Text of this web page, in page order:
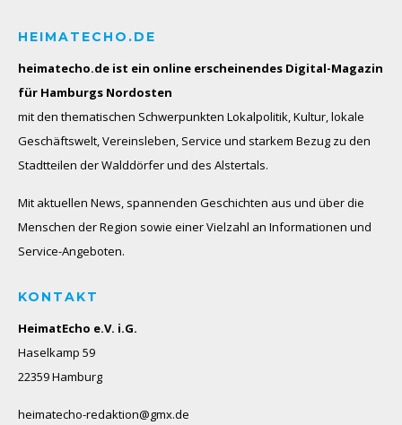
HEIMATECHO.DE
heimatecho.de ist ein online erscheinendes Digital-Magazin
für Hamburgs Nordosten
mit den thematischen Schwerpunkten Lokalpolitik, Kultur, lokale
Geschäftswelt, Vereinsleben, Service und starkem Bezug zu den
Stadtteilen der Walddörfer und des Alstertals.
Mit aktuellen News, spannenden Geschichten aus und über die
Menschen der Region sowie einer Vielzahl an Informationen und
Service-Angeboten.
KONTAKT
HeimatEcho e.V. i.G.
Haselkamp 59
22359 Hamburg
heimatecho-redaktion@gmx.de